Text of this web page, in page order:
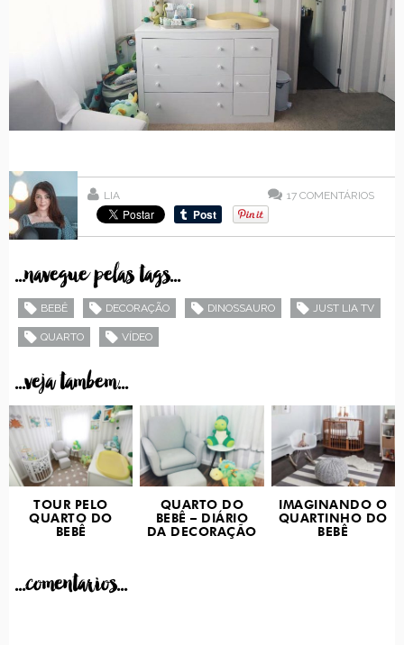
LIA 17 COMENTÁRIOS
...navegue pelas tags...
BEBÊ DECORAÇÃO DINOSSAURO JUST LIA TV
QUARTO VÍDEO
...veja tambem...
TOUR PELO
QUARTO DO
BEBÊ
QUARTO DO
BEBÊ – DIÁRIO
DA DECORAÇÃO
IMAGINANDO O
QUARTINHO DO
BEBÊ
...comentarios...